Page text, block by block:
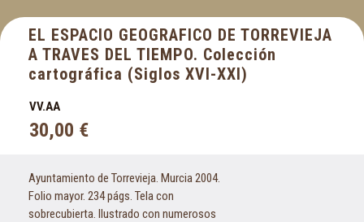
EL ESPACIO GEOGRAFICO DE TORREVIEJA
A TRAVES DEL TIEMPO. Colección
cartográfica (Siglos XVI-XXI)
VV.AA
30,00 €
Ayuntamiento de Torrevieja. Murcia 2004.
Folio mayor. 234 págs. Tela con
sobrecubierta. Ilustrado con numerosos